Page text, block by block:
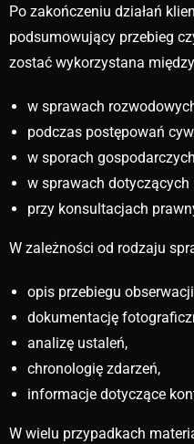
Po zakończeniu działań
podsumowujący przebieg
zostać wykorzystana
w sprawach
podczas postępowań
w sporach
w sprawach dotyczących
przy konsultacjach
W zależności od rodzaju
opis przebiegu
dokumentację
analizę ustaleń,
chronologię zdarzeń,
informacje dotyczące
W wielu przypadkach